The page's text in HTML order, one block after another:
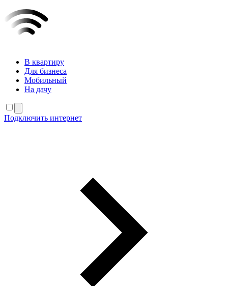
В квартиру
Для бизнеса
Мобильный
На дачу
Подключить интернет